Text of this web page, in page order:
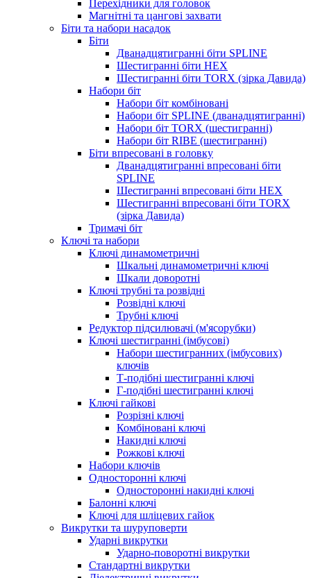
Перехідники для головок
Магнітні та цангові захвати
Біти та набори насадок
Біти
Дванадцятигранні біти SPLINE
Шестигранні біти HEX
Шестигранні біти TORX (зірка Давида)
Набори біт
Набори біт комбіновані
Набори біт SPLINE (дванадцятигранні)
Набори біт TORX (шестигранні)
Набори біт RIBE (шестигранні)
Біти впресовані в головку
Дванадцятигранні впресовані біти
SPLINE
Шестигранні впресовані біти HEX
Шестигранні впресовані біти TORX
(зірка Давида)
Тримачі біт
Ключі та набори
Ключі динамометричні
Шкальні динамометричні ключі
Шкали доворотні
Ключі трубні та розвідні
Розвідні ключі
Трубні ключі
Редуктор підсилювачі (м'ясорубки)
Ключі шестигранні (імбусові)
Набори шестигранних (імбусових)
ключів
Т-подібні шестигранні ключі
Г-подібні шестигранні ключі
Ключі гайкові
Розрізні ключі
Комбіновані ключі
Накидні ключі
Рожкові ключі
Набори ключів
Односторонні ключі
Односторонні накидні ключі
Балонні ключі
Ключі для шліцевих гайок
Викрутки та шуруповерти
Ударні викрутки
Ударно-поворотні викрутки
Стандартні викрутки